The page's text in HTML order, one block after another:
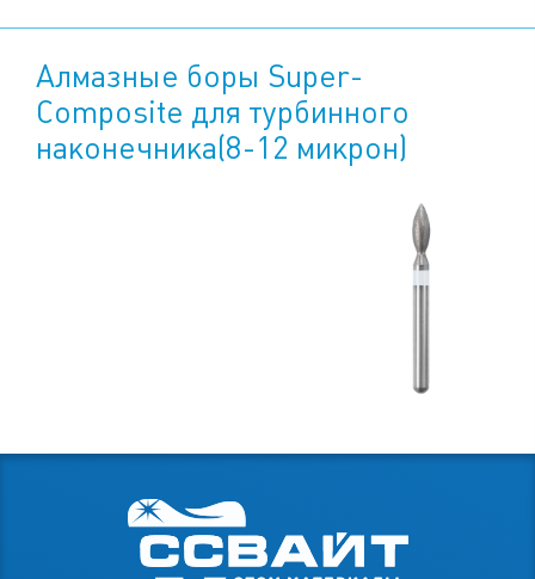
Алмазные боры Super-
Composite для турбинного
наконечника(8-12 микрон)